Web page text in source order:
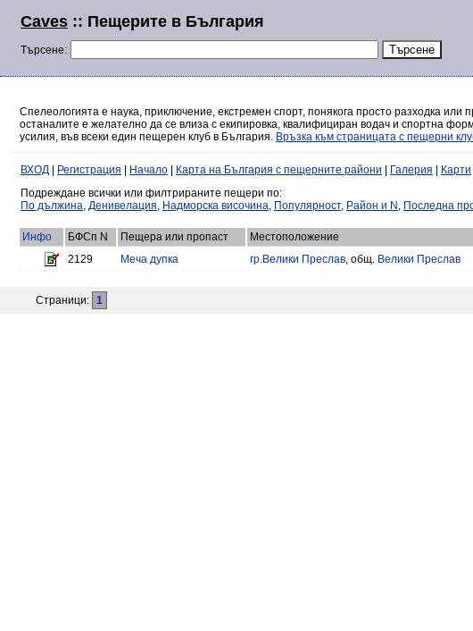
Caves :: Пещерите в България
Търсене:
Спелеологията е наука, приключение, екстремен спорт, понякога просто разходка
останалите е желателно да се влиза с екипировка, квалифициран водач и спортна
усилия, във всеки един пещерен клуб в България. Връзка към страницата с пещерни
ВХОД Регистрация Начало Карта на България с пещерните райони Галерия Карти
Подреждане всички или филтрираните пещери по:
По дължина, Денивелация, Надморска височина, Популярност, Район и N , Последна
Инфо БФСп N Пещера или пропаст Местоположение
2129
Меча дупка гр.Велики Преслав, общ. Велики Преслав
Страници: 1